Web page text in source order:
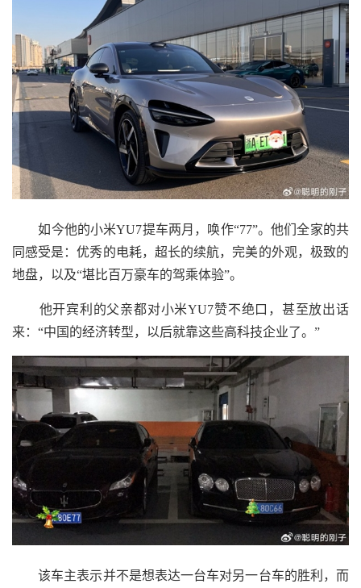
如今他的小米YU7提车两月，唤作“77”。他们全家的共
同感受是：优秀的电耗，超长的续航，完美的外观，极致的
地盘，以及“堪比百万豪车的驾乘体验”。
他开宾利的父亲都对小米YU7赞不绝口，甚至放出话
来：“中国的经济转型，以后就靠这些高科技企业了。”
该车主表示并不是想表达一台车对另一台车的胜利，而